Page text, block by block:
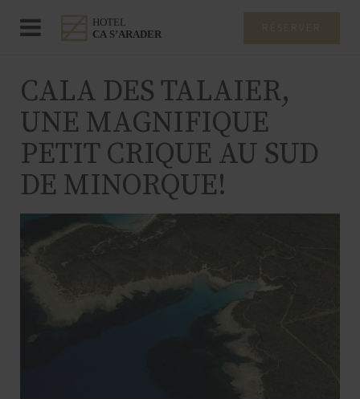
CALA DES TALAIER,
UNE MAGNIFIQUE
PETIT CRIQUE AU SUD
DE MINORQUE!